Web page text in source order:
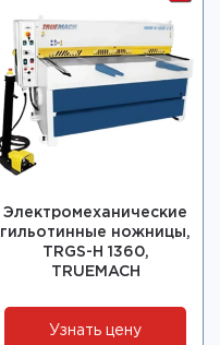
Электромеханические
гильотинные ножницы,
TRGS-H 1360,
TRUEMACH
Узнать цену